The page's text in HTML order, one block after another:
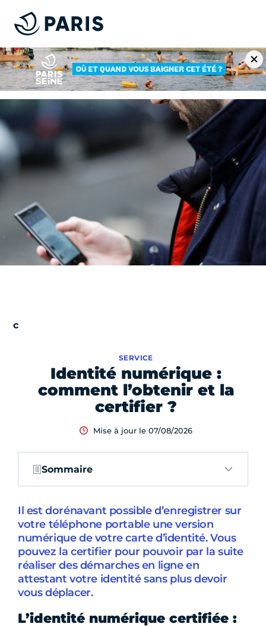
Identité numérique :
comment l’obtenir et la
certifier ?
SERVICE
Mise à jour le 07/08/2026
Sommaire
Il est dorénavant possible d’enregistrer sur
votre téléphone portable une version
numérique de votre carte d’identité. Vous
pouvez la certifier pour pouvoir par la suite
réaliser des démarches en ligne en
attestant votre identité sans plus devoir
vous déplacer.
L’identité numérique certifiée :